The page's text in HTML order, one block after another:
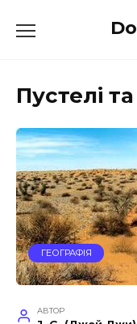
до
Пустелі
ГЕОГРАФІЯ
АВТОР